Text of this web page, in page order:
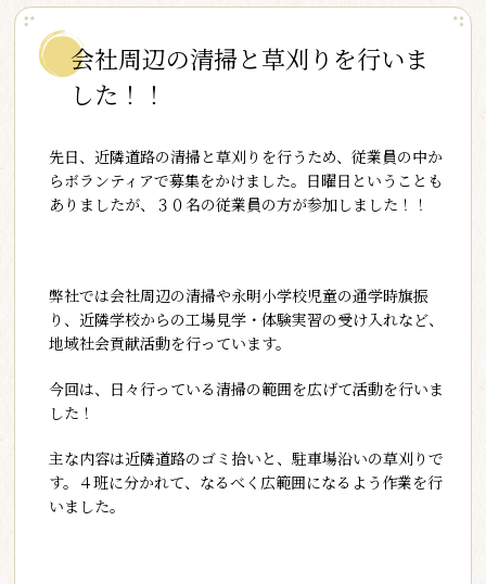
会社周辺の清掃と草刈りを行いま
した！！
先日、近隣道路の清掃と草刈りを行うため、従業員の中か
らボランティアで募集をかけました。日曜日ということも
ありましたが、３０名の従業員の方が参加しました！！
弊社では会社周辺の清掃や永明小学校児童の通学時旗振
り、近隣学校からの工場見学・体験実習の受け入れなど、
地域社会貢献活動を行っています。
今回は、日々行っている清掃の範囲を広げて活動を行いま
した！
主な内容は近隣道路のゴミ拾いと、駐車場沿いの草刈りで
す。４班に分かれて、なるべく広範囲になるよう作業を行
いました。